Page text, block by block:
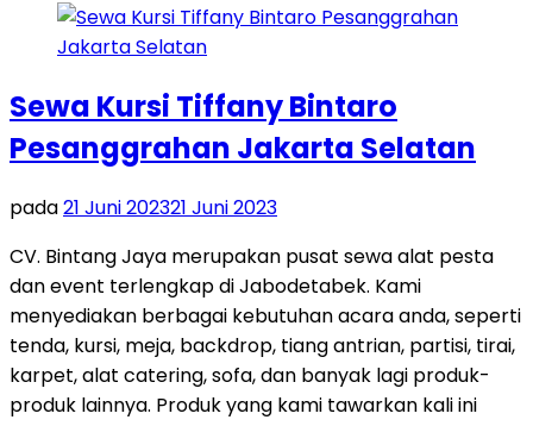
Sewa Kursi Tiffany Bintaro
Pesanggrahan Jakarta Selatan
pada21 Juni 202321 Juni 2023
CV. Bintang Jaya merupakan pusat sewa alat pesta
dan event terlengkap di Jabodetabek. Kami
menyediakan berbagai kebutuhan acara anda, seperti
tenda, kursi, meja, backdrop, tiang antrian, partisi, tirai,
karpet, alat catering, sofa, dan banyak lagi produk-
produk lainnya. Produk yang kami tawarkan kali ini